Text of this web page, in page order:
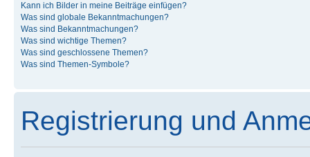
Kann ich Bilder in meine Beiträge einfügen?
Was sind globale Bekanntmachungen?
Was sind Bekanntmachungen?
Was sind wichtige Themen?
Was sind geschlossene Themen?
Was sind Themen-Symbole?
Registrierung und